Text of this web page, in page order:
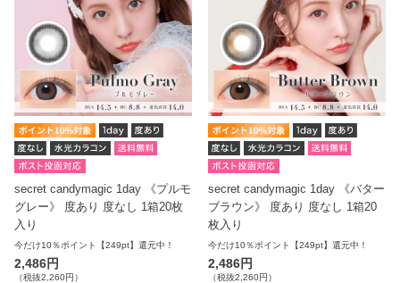
secret candymagic 1day 《プルモ
グレー》 度あり 度なし 1箱20枚
入り
今だけ10％ポイント【249pt】還元中！
2,486円
（税抜2,260円）
secret candymagic 1day 《バター
ブラウン》 度あり 度なし 1箱20
枚入り
今だけ10％ポイント【249pt】還元中！
2,486円
（税抜2,260円）